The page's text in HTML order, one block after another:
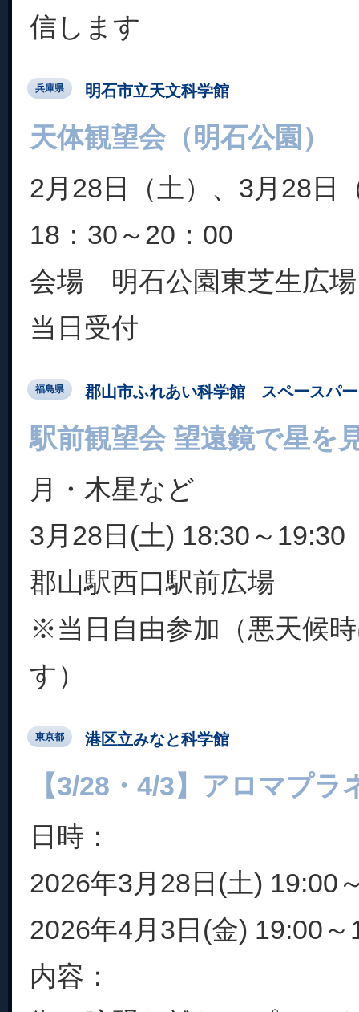
信します
兵庫県 明石市立天文科学館
天体観望会（明石公園）
2月28日（土）、3月28日
18：30～20：00
会場 明石公園東芝生広場
当日受付
福島県 郡山市ふれあい科学館 スペースパ
駅前観望会 望遠鏡で星を
月・木星など
3月28日(土) 18:30～19:30
郡山駅西口駅前広場
※当日自由参加（悪天候
す）
東京都 港区立みなと科学館
【3/28・4/3】アロマプラ
日時：
2026年3月28日(土) 19:00
2026年4月3日(金) 19:00～
内容：